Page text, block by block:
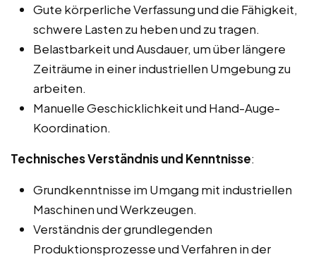
Gute körperliche Verfassung und die Fähigkeit,
schwere Lasten zu heben und zu tragen.
Belastbarkeit und Ausdauer, um über längere
Zeiträume in einer industriellen Umgebung zu
arbeiten.
Manuelle Geschicklichkeit und Hand-Auge-
Koordination.
Technisches Verständnis und Kenntnisse:
Grundkenntnisse im Umgang mit industriellen
Maschinen und Werkzeugen.
Verständnis der grundlegenden
Produktionsprozesse und Verfahren in der